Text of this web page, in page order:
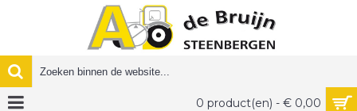
0 product(en) - € 0,00